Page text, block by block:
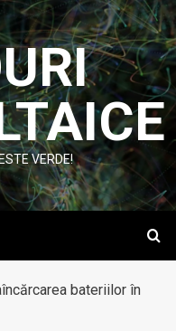
VERDE!
bateriilor în